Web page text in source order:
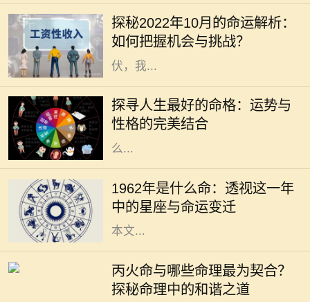
探秘2022年10月的命运解析：
如何把握机会与挑战？
对我们的生活、工作和人际关系都有
着不可忽视的影响。2022年10月，
正值秋季的深处，各种能量此起彼
伏，我...
探寻人生最好的命格：运势与
性格的完美结合
在我们的人生旅途中，命格的好坏常
常被视为命运的关键。一个良好的命
格能够为我们带来顺遂的机遇、丰盈
的财运和良好的社会关系，但究竟什
么...
1962年是什么命：透视这一年
中的星座与命运变迁
1962年，对于许多人而言，是一个精
彩纷呈的年份。年头的寒风乍起，带
来了新的希望和挑战。在这个年份
中，许多星座将迎来命运的转折点。
本文...
丙火命与哪些命理最为契合？
探秘命理中的和谐之道
在中国的命理学中，五行相生相克的
理论是理解人与人之间关系的重要基
础。其中，丙火命的人，因其性格热
情、光明积极而备受瞩目。他们如同